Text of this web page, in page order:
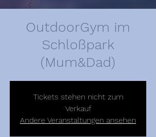
OutdoorGym im
Schloßpark
(Mum&Dad)
Tickets stehen nicht zum
Verkauf
Andere Veranstaltungen ansehen